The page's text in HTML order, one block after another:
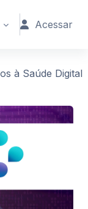
Acessar
à Saúde Digital